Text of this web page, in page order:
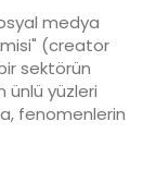
medya
(creator
sektörün
ünlü yüzleri
fenomenlerin